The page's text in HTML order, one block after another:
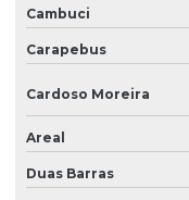
Cambuci
Carapebus
Cardoso Moreira
Areal
Duas Barras